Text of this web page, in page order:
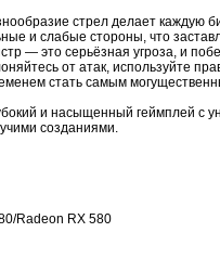
стрел делает каждую
и слабые стороны, что
— это серьёзная угроза, и
от атак, используйте
стать самым
и насыщенный геймплей с
созданиями.
Radeon RX 580